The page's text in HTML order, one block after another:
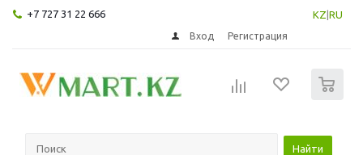
+7 727 31 22 666 KZ RU
Вход Регистрация
Найти